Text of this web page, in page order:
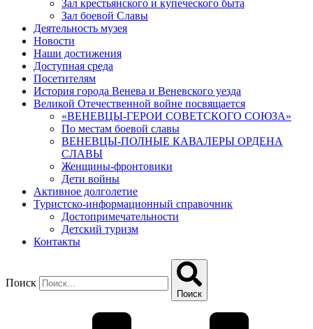
Зал крестьянского и купеческого быта
Зал боевой Славы
Деятельность музея
Новости
Наши достижения
Доступная среда
Посетителям
История города Венева и Веневского уезда
Великой Отечественной войне посвящается
«ВЕНЕВЦЫ-ГЕРОИ СОВЕТСКОГО СОЮЗА»
По местам боевой славы
ВЕНЕВЦЫ-ПОЛНЫЕ КАВАЛЕРЫ ОРДЕНА
СЛАВЫ
Женщины-фронтовики
Дети войны
Активное долголетие
Туристско-информационный справочник
Достопримечательности
Детский туризм
Контакты
Поиск
Поиск